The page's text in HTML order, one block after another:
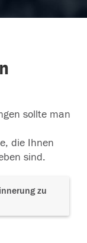
sollte man
die Ihnen
sind.
zu